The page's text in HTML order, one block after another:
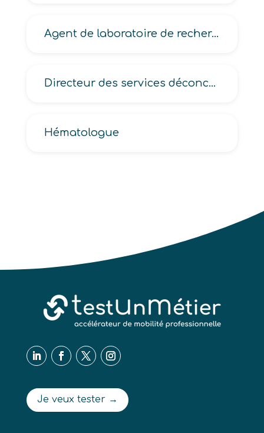
Agent de laboratoire de recherche industrielle
Directeur des services déconcentrés de l’Administration
Hématologue
Je veux tester →